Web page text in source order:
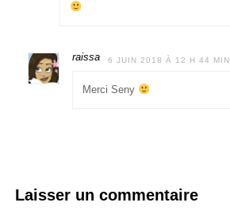
raissa 6 JUIN 2018 À 12 H 44 MIN
Merci Seny
Laisser un commentaire